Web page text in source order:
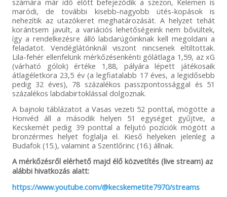
maródi, de további kisebb-nagyobb ütés-kopások is
nehezítik az utazókeret meghatározását. A helyzet tehát
korántsem javult, a variációs lehetőségeink nem bővültek,
így a rendelkezésre álló labdarúgóinknak kell megoldani a
feladatot. Vendéglátónknál viszont nincsenek eltiltottak.
Lila-fehér ellenfelünk mérkőzésenkénti gólátlaga 1,59, az xG
(várható gólok) értéke 1,88, pályára lépett játékosaik
átlagéletkora 23,5 év (a legfiatalabb 17 éves, a legidősebb
pedig 32 éves), 78 százalékos passzpontossággal és 51
százalékos labdabirtoklással dolgoznak.
A bajnoki táblázatot a Vasas vezeti 52 ponttal, mögötte a
Honvéd áll a második helyen 51 egységet gyűjtve, a
Kecskemét pedig 39 ponttal a feljutó pozíciók mögött a
bronzérmes helyet foglalja el. Kieső helyeken jelenleg a
Budafok (15.), valamint a Szentlőrinc (16.) állnak.
A mérkőzésről elérhető majd élő közvetítés (live stream) az
alábbi hivatkozás alatt:
https://www.youtube.com/@kecskemetite7970/streams